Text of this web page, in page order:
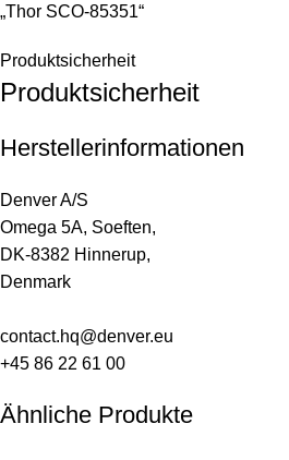
„Thor SCO-85351“
Produktsicherheit
Produktsicherheit
Herstellerinformationen
Denver A/S
Omega 5A, Soeften,
DK-8382 Hinnerup,
Denmark
contact.hq@denver.eu
+45 86 22 61 00
Ähnliche Produkte